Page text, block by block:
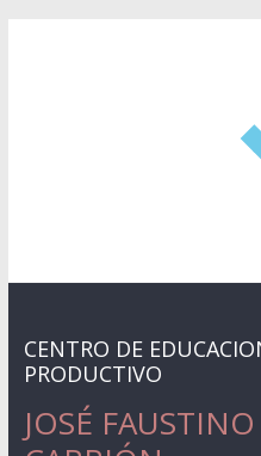
CENTRO DE
PRODUCTIVO
JOSÉ